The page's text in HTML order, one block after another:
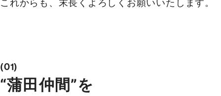
01
“蒲田仲間”を
不動産売却について
サービス
未来カレンダー